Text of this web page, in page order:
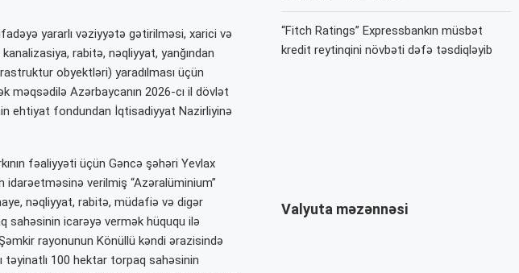
yararlı vəziyyətə gətirilməsi, xarici və
rabitə, nəqliyyat, yanğından
obyektləri) yaradılması üçün
məqsədilə Azərbaycanın 2026-cı il dövlət
ehtiyat fondundan İqtisadiyyat Nazirliyinə
fəaliyyəti üçün Gəncə şəhəri Yevlax
verilmiş “Azəralüminium”
nəqliyyat, rabitə, müdafiə və digər
sahəsinin icarəyə vermək hüququ ilə
rayonunun Könüllü kəndi ərazisində
100 hektar torpaq sahəsinin
“Fitch Ratings” Expressbankın müsbət
kredit reytinqini növbəti dəfə təsdiqləyib
Valyuta məzənnəsi